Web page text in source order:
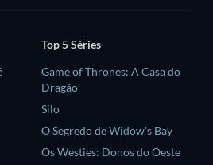
Top 5 Séries
Game of Thrones: A Casa do
Dragão
Silo
O Segredo de Widow's Bay
Os Westies: Donos do Oeste